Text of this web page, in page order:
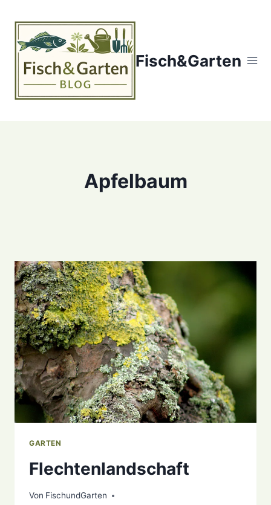
Inhalt
springen
Fisch&Garten
Apfelbaum
GARTEN
Flechtenlandschaft
Von FischundGarten
5. März 2021